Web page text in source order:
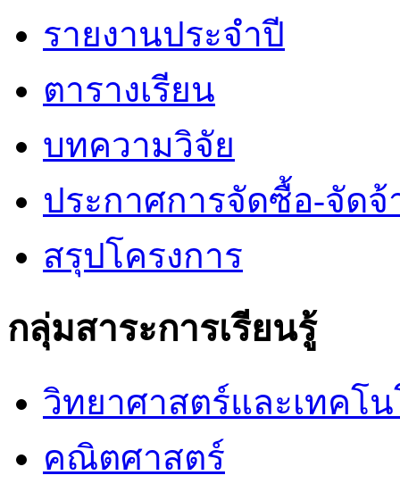
รายงานประจำปี
ตารางเรียน
บทความวิจัย
ประกาศการจัดซื้อ-จัดจ้
สรุปโครงการ
กลุ่มสาระการเรียนรู้
วิทยาศาสตร์และเทคโ
คณิตศาสตร์